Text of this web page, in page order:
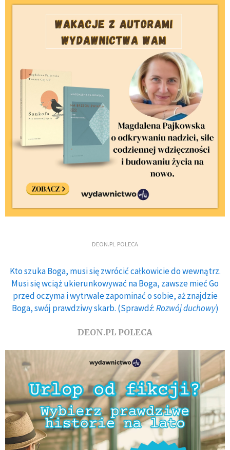
DEON.PL POLECA
Kto szuka Boga, musi się zwrócić całkowicie do wewnątrz.
Musi się wciąż ukierunkowywać na Boga, zawsze mieć Go
przed oczyma i wytrwale zapominać o sobie, aż znajdzie
Boga, swój prawdziwy skarb. (Sprawdź:Rozwój duchowy)
DEON.PL POLECA